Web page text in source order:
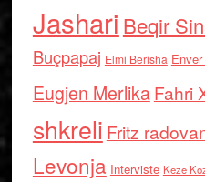
Jashari Beqir
Buçpapaj Elmi Berisha
Eugjen MerlikaFahri
shkreli Fritz
Levonja Interviste Keze